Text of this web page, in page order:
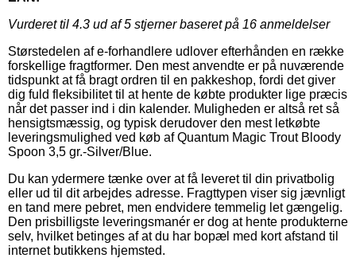
Vurderet til 4.3 ud af 5 stjerner baseret på 16 anmeldelser
Størstedelen af e-forhandlere udlover efterhånden en række
forskellige fragtformer. Den mest anvendte er på nuværende
tidspunkt at få bragt ordren til en pakkeshop, fordi det giver
dig fuld fleksibilitet til at hente de købte produkter lige præcis
når det passer ind i din kalender. Muligheden er altså ret så
hensigtsmæssig, og typisk derudover den mest letkøbte
leveringsmulighed ved køb af Quantum Magic Trout Bloody
Spoon 3,5 gr.-Silver/Blue.
Du kan ydermere tænke over at få leveret til din privatbolig
eller ud til dit arbejdes adresse. Fragttypen viser sig jævnligt
en tand mere pebret, men endvidere temmelig let gængelig.
Den prisbilligste leveringsmanér er dog at hente produkterne
selv, hvilket betinges af at du har bopæl med kort afstand til
internet butikkens hjemsted.